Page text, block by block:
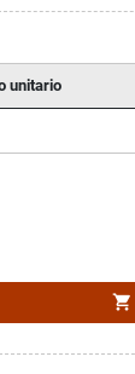
unitario
shopping_cart